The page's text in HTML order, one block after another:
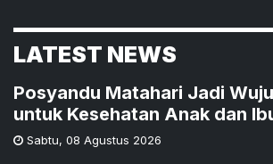
LATEST NEWS
Posyandu Matahari Jadi
untuk Kesehatan Anak dan
Sabtu, 08 Agustus 2026